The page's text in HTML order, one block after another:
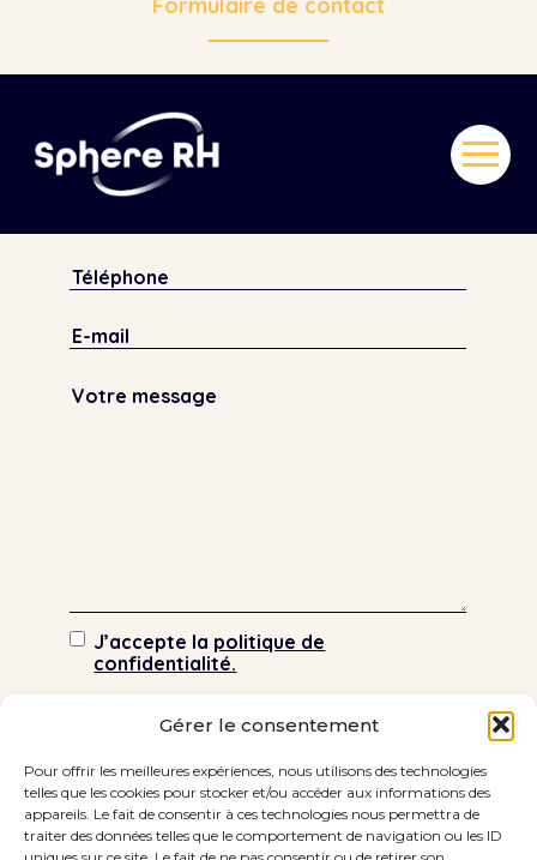
Gérer le consentement
Pour offrir les meilleures expériences, nous utilisons des technologies
telles que les cookies pour stocker et/ou accéder aux informations des
appareils. Le fait de consentir à ces technologies nous permettra de
traiter des données telles que le comportement de navigation ou les ID
Aller
Formulaire de contact
J’accepte la politique de
confidentialité.